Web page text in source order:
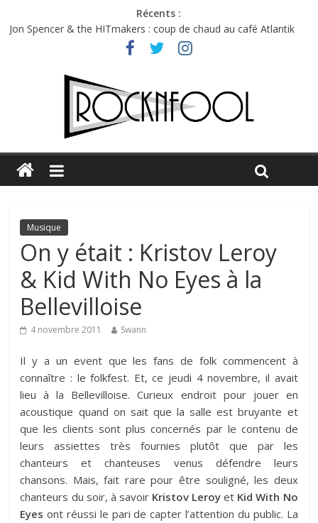
Récents :
Jon Spencer & the HITmakers : coup de chaud au café Atlantik
Hellfest 2026 vendredi : température et émotions en hausse
Hellfest 2026 jeudi : impossible de choisir entre chaleur et bonne
Première édition du Midgard Festival : entre bière, métal et
Charlie Puth à l’Olympia : la leçon de pop du Professeur Puth
Musique
On y était : Kristov Leroy
& Kid With No Eyes à la
Bellevilloise
4 novembre 2011 Swann
Il y a un event que les fans de folk commencent à
connaître : le folkfest. Et, ce jeudi 4 novembre, il avait
lieu à la Bellevilloise. Curieux endroit pour jouer en
acoustique quand on sait que la salle est bruyante et
que les clients sont plus concernés par le contenu de
leurs assiettes très fournies plutôt que par les
chanteurs et chanteuses venus défendre leurs
chansons. Mais, fait rare pour être souligné, les deux
chanteurs du soir, à savoir Kristov Leroy et Kid With No
Eyes ont réussi le pari de capter l’attention du public. La